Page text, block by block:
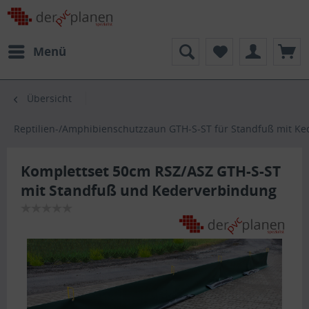
Menü
Übersicht
Reptilien-/Amphibienschutzzaun GTH-S-ST für Standfuß mit
Komplettset 50cm RSZ/ASZ GTH-S-ST
mit Standfuß und Kederverbindung